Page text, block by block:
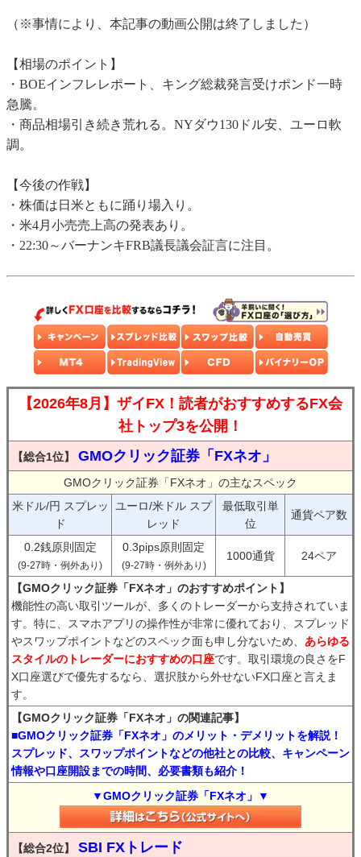
（※事情により、本記事の動画公開は終了しました）
【相場のポイント】
・BOEインフレレポート、キング総裁発言受けポンド一時
急騰。
・商品相場引き続き荒れる。NYダウ130ドル安、ユーロ軟
調。
【今後の作戦】
・株価は日米ともに踊り場入り。
・米4月小売売上高の発表あり。
・22:30～バーナンキFRB議長議会証言に注目。
【2026年8月】ザイFX！読者がおすすめするFX会
社トップ3を公開！
【総合1位】 GMOクリック証券「FXネオ」
GMOクリック証券「FXネオ」の主なスペック
米ドル/円 スプレッ
ド
ユーロ/米ドル スプ
レッド
最低取引単
位
通貨ペア数
0.2銭原則固定
(9-27時・例外あり)
0.3pips原則固定
(9-27時・例外あり)
1000通貨 24ペア
【GMOクリック証券「FXネオ」のおすすめポイント】
機能性の高い取引ツールが、多くのトレーダーから支持されていま
す。特に、スマホアプリの操作性が非常に優れており、スプレッド
やスワップポイントなどのスペック面も申し分ないため、 あらゆる
スタイルのトレーダーにおすすめの口座です。取引環境の良さをF
X口座選びで優先するなら、選択肢から外せないFX口座と言えま
す。
【GMOクリック証券「FXネオ」の関連記事】
■GMOクリック証券「FXネオ」のメリット・デメリットを解説！
スプレッド、スワップポイントなどの他社との比較、キャンペーン
情報や口座開設までの時間、必要書類も紹介！
▼GMOクリック証券「FXネオ」▼
【総合2位】 SBI FXトレード